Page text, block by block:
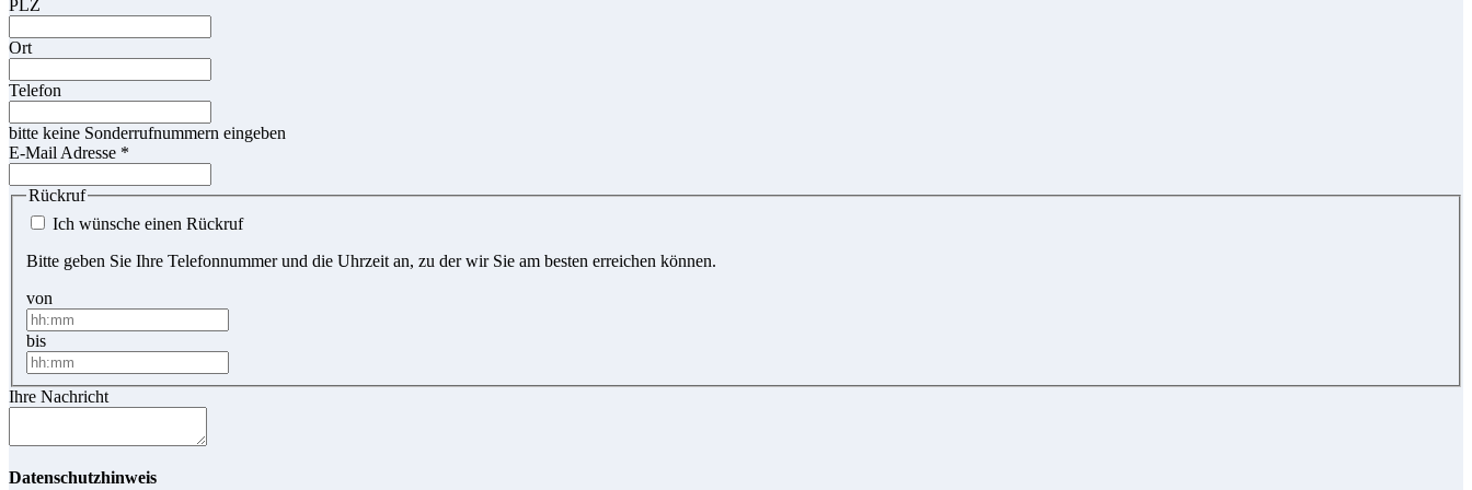
PLZ
Ort
Telefon
bitte keine Sonderrufnummern eingeben
E-Mail Adresse *
Rückruf
Ich wünsche einen Rückruf
Bitte geben Sie Ihre Telefonnummer und die Uhrzeit an, zu der wir Sie am besten erreichen können.
von
bis
Ihre Nachricht
Datenschutzhinweis